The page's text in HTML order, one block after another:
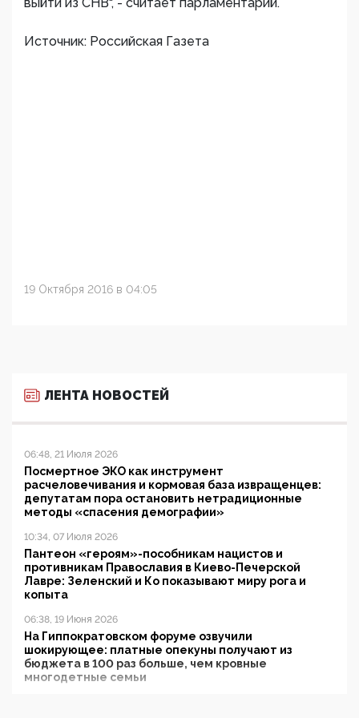
Источник: Российская Газета
19 Октября 2016 в 04:05
ЛЕНТА НОВОСТЕЙ
06:48, 21 Июля 2026
Посмертное ЭКО как инструмент
расчеловечивания и кормовая база извращенцев:
депутатам пора остановить нетрадиционные
методы «спасения демографии»
10:34, 07 Июля 2026
Пантеон «героям»-пособникам нацистов и
противникам Православия в Киево-Печерской
Лавре: Зеленский и Ко показывают миру рога и
копыта
06:38, 19 Июня 2026
На Гиппократовском форуме озвучили
шокирующее: платные опекуны получают из
бюджета в 100 раз больше, чем кровные
многодетные семьи